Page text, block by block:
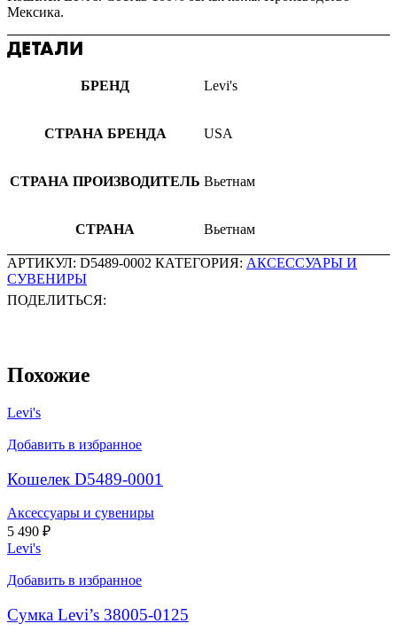
Мексика.
ДЕТАЛИ
БРЕНД Levi's
СТРАНА БРЕНДА USA
СТРАНА ПРОИЗВОДИТЕЛЬ Вьетнам
СТРАНА Вьетнам
АРТИКУЛ: D5489-0002 КАТЕГОРИЯ: АКСЕССУАРЫ И
СУВЕНИРЫ
ПОДЕЛИТЬСЯ:
Похожие
Levi's
Добавить в избранное
Кошелек D5489-0001
Аксессуары и сувениры
5 490 ₽
Levi's
Добавить в избранное
Сумка Levi’s 38005-0125